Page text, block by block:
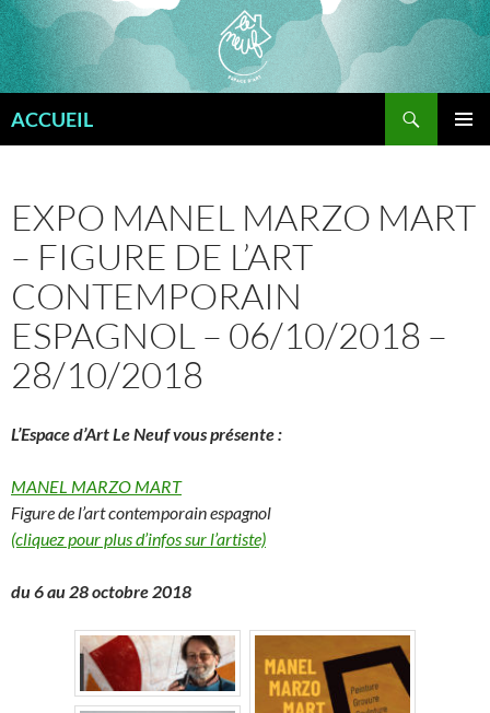
Aller
au
contenu
ACCUEIL
EXPO MANEL MARZO MART
– FIGURE DE L’ART
CONTEMPORAIN
ESPAGNOL – 06/10/2018 –
28/10/2018
L’Espace d’Art Le Neuf vous présente :
MANEL MARZO MART
Figure de l’art contemporain espagnol
(cliquez pour plus d’infos sur l’artiste)
du 6 au 28 octobre 2018